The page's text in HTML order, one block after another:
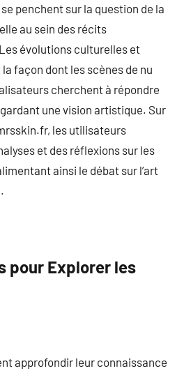
penchent sur la question de la
au sein des récits
évolutions culturelles et
façon dont les scènes de nu
cherchent à répondre
une vision artistique. Sur
les utilisateurs
et des réflexions sur les
ainsi le débat sur l’art
pour Explorer les
approfondir leur connaissance